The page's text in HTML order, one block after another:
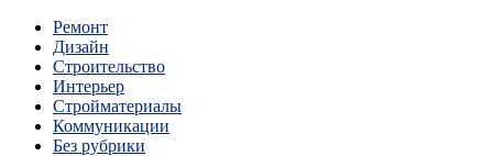
Перейти
содержимому
Ремонт
Дизайн
Строительство
Интерьер
Стройматериалы
Коммуникации
Без рубрики